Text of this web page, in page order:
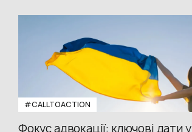
#CALLTOACTION
Фокус адвокації: ключові дати у